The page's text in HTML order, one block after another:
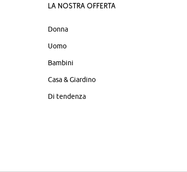
La nostra offerta
Donna
Uomo
Bambini
Casa & Giardino
Di tendenza